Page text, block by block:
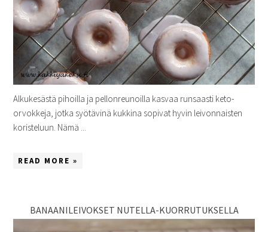
Alkukesästä pihoilla ja pellonreunoilla kasvaa runsaasti keto-
orvokkeja, jotka syötävinä kukkina sopivat hyvin leivonnaisten
koristeluun. Nämä ...
READ MORE »
BANAANILEIVOKSET NUTELLA-KUORRUTUKSELLA